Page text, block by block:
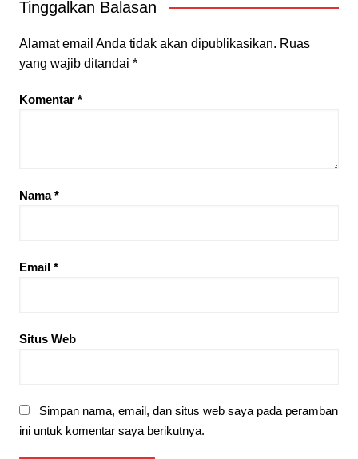
Tinggalkan Balasan
Alamat email Anda tidak akan dipublikasikan. Ruas
yang wajib ditandai *
Komentar *
Nama*
Email *
Situs Web
Simpan nama, email, dan situs web saya pada peramban
ini untuk komentar saya berikutnya.